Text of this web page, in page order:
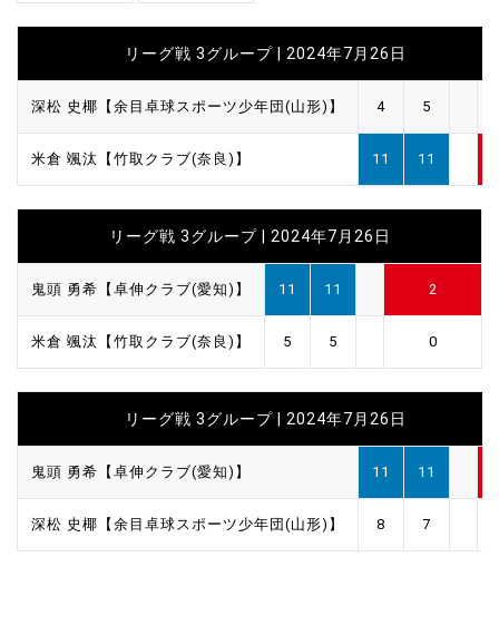
リーグ戦 3グループ | 2024年7月26日
深松 史椰【余目卓球スポーツ少年団(山形)】 4 5
米倉 颯汰【竹取クラブ(奈良)】 11 11
リーグ戦 3グループ | 2024年7月26日
鬼頭 勇希【卓伸クラブ(愛知)】 11 11 2
米倉 颯汰【竹取クラブ(奈良)】 5 5 0
リーグ戦 3グループ | 2024年7月26日
鬼頭 勇希【卓伸クラブ(愛知)】 11 11
深松 史椰【余目卓球スポーツ少年団(山形)】 8 7